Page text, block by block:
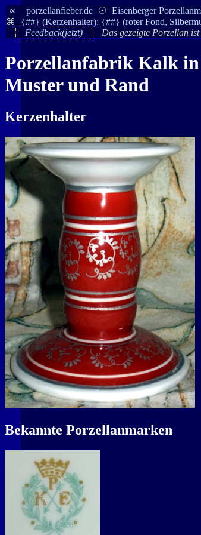
∝ porzellanfieber.de ☉ Eisenberger
⌘
{##} (Kerzenhalter): {##} (roter Fond,
Feedback(jetzt)
Das gezeigte Porzellan
Porzellanfabrik Kalk in
Muster und Rand
Kerzenhalter
Bekannte Porzellanmarken